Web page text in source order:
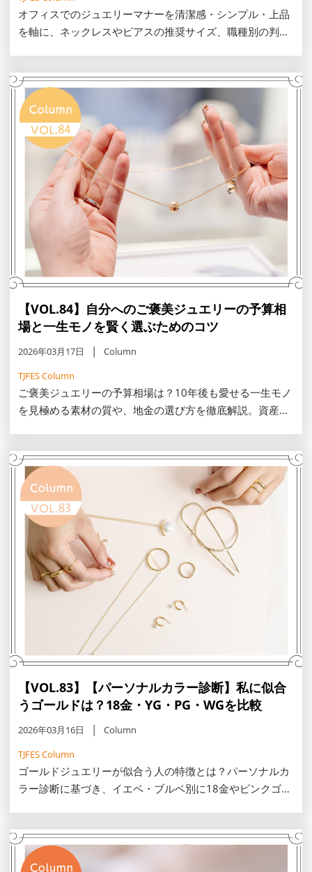
オフィスでのジュエリーマナーを清潔感・シンプル・上品
を軸に、ネックレスやピアスの推奨サイズ、職種別の判断
添えるコツをご紹介します。
【VOL.84】自分へのご褒美ジュエリーの予算相
場と一生モノを賢く選ぶためのコツ
2026年03月17日
Column
TJFES Column
ご褒美ジュエリーの予算相場は？10年後も愛せる一生モノ
を見極める素材の質や、地金の選び方を徹底解説。資産価
【VOL.83】【パーソナルカラー診断】私に似合
うゴールドは？18金・YG・PG・WGを比較
2026年03月16日
Column
TJFES Column
ゴールドジュエリーが似合う人の特徴とは？パーソナルカ
ラー診断に基づき、イエベ・ブルベ別に18金やピンクゴー
クスの法則もご紹介します。